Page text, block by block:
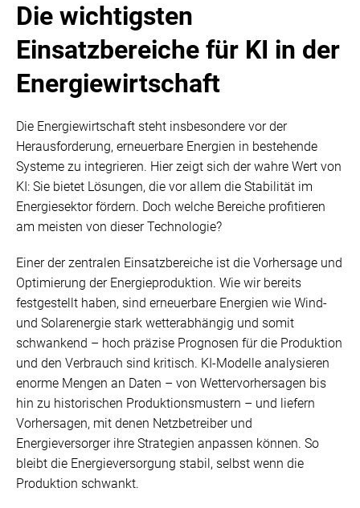
Die wichtigsten
Einsatzbereiche für KI in der
Energiewirtschaft
Die Energiewirtschaft steht insbesondere vor der
Herausforderung, erneuerbare Energien in bestehende
Systeme zu integrieren. Hier zeigt sich der wahre Wert von
KI: Sie bietet Lösungen, die vor allem die Stabilität im
Energiesektor fördern. Doch welche Bereiche profitieren
am meisten von dieser Technologie?
Einer der zentralen Einsatzbereiche ist die Vorhersage und
Optimierung der Energieproduktion. Wie wir bereits
festgestellt haben, sind erneuerbare Energien wie Wind-
und Solarenergie stark wetterabhängig und somit
schwankend – hoch präzise Prognosen für die Produktion
und den Verbrauch sind kritisch. KI-Modelle analysieren
enorme Mengen an Daten – von Wettervorhersagen bis
hin zu historischen Produktionsmustern – und liefern
Vorhersagen, mit denen Netzbetreiber und
Energieversorger ihre Strategien anpassen können. So
bleibt die Energieversorgung stabil, selbst wenn die
Produktion schwankt.